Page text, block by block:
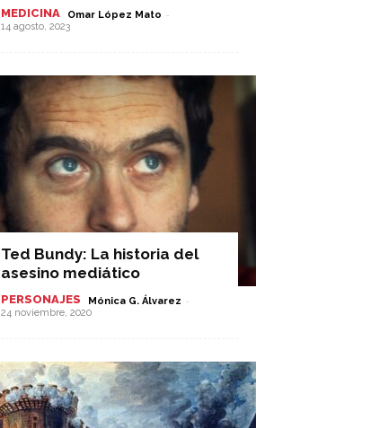
MEDICINA Omar López Mato -
14 agosto, 2023
Ted Bundy: La historia del
asesino mediático
PERSONAJES Mónica G. Álvarez -
24 noviembre, 2020